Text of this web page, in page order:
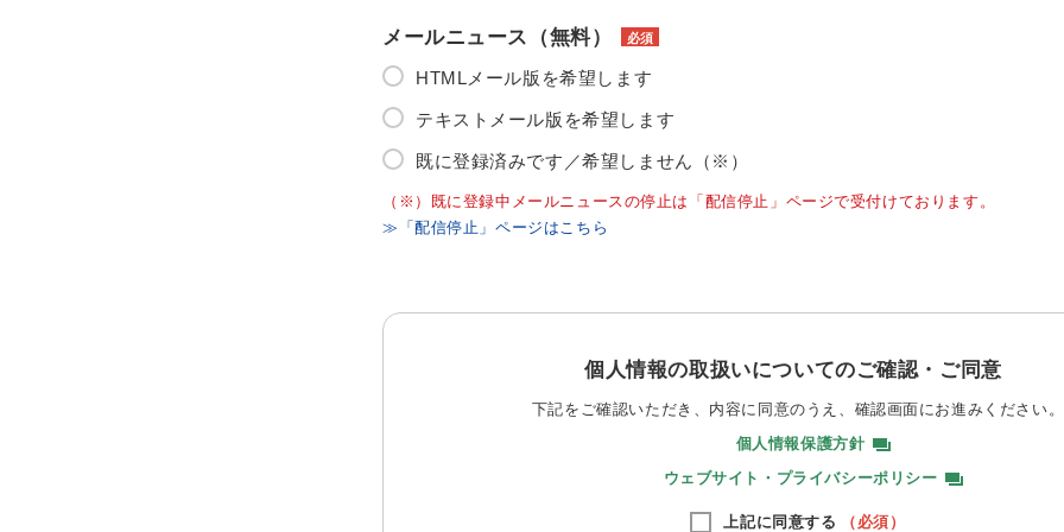
メールニュース（無料） 必須
HTMLメール版を希望します
テキストメール版を希望します
既に登録済みです／希望しません（※）
（※）既に登録中メールニュースの停止は「配信停止」ページで受付けております。
≫「配信停止」ページはこちら
個人情報の取扱いについてのご確認・ご同意
下記をご確認いただき、内容に同意のうえ、 確認画面にお進みください。
個人情報保護方針
ウェブサイト・プライバシーポリシー
上記に同意する （必須）